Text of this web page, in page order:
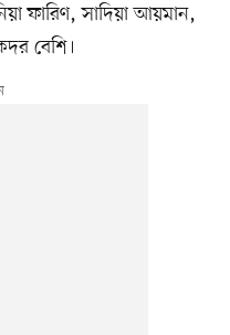
ফারিণ, সাদিয়া আয়মান,
বেশি।